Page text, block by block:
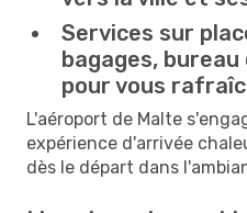
Services sur
bagages,
pour vous
L'aéroport de Malte
expérience d'arrivée
dès le départ dans